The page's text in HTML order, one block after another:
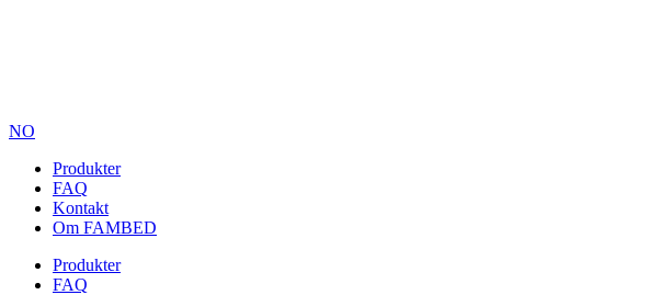
NO
Produkter
FAQ
Kontakt
Om FAMBED
Produkter
FAQ